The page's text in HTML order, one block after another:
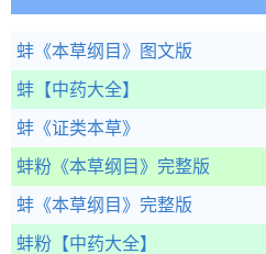
蚌 《本草纲目》图文版
蚌 【中药大全】
蚌 《证类本草》
蚌粉 《本草纲目》完整版
蚌 《本草纲目》完整版
蚌粉 【中药大全】